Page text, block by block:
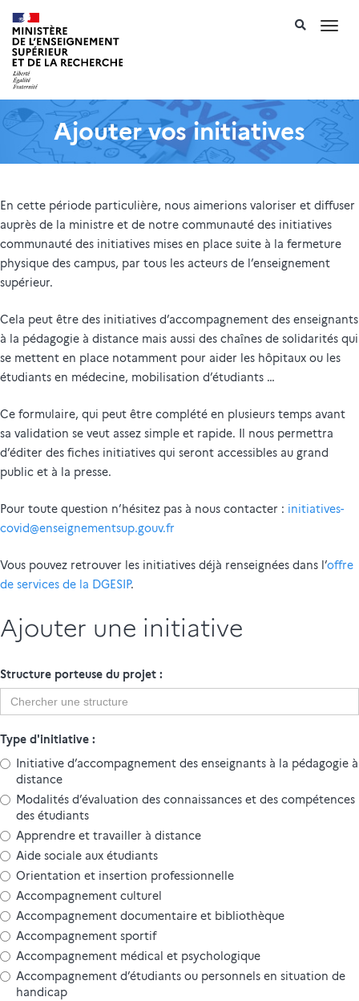
Ajouter vos initiatives
En cette période particulière, nous aimerions valoriser et diffuser
auprès de la ministre et de notre communauté des initiatives
communauté des initiatives mises en place suite à la fermeture
physique des campus, par tous les acteurs de l’enseignement
supérieur.
Cela peut être des initiatives d’accompagnement des enseignants
à la pédagogie à distance mais aussi des chaînes de solidarités qui
se mettent en place notamment pour aider les hôpitaux ou les
étudiants en médecine, mobilisation d’étudiants …
Ce formulaire, qui peut être complété en plusieurs temps avant
sa validation se veut assez simple et rapide. Il nous permettra
d’éditer des fiches initiatives qui seront accessibles au grand
public et à la presse.
Pour toute question n’hésitez pas à nous contacter : initiatives-
covid@enseignementsup.gouv.fr
Vous pouvez retrouver les initiatives déjà renseignées dans l’offre
de services de la DGESIP.
Ajouter une initiative
Structure porteuse du projet :
Structure
porteuse
projet
:
Type d'initiative :
Initiative d’accompagnement des enseignants à la pédagogie à
distance
Modalités d’évaluation des connaissances et des compétences
des étudiants
Apprendre et travailler à distance
Aide sociale aux étudiants
Orientation et insertion professionnelle
Accompagnement culturel
Accompagnement documentaire et bibliothèque
Accompagnement sportif
Accompagnement médical et psychologique
Accompagnement d’étudiants ou personnels en situation de
handicap